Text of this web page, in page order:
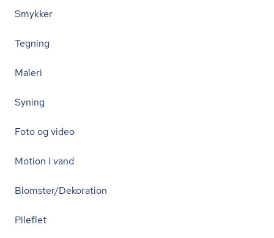
Smykker
Tegning
Maleri
Syning
Foto og video
Motion i vand
Blomster/Dekoration
Pileflet